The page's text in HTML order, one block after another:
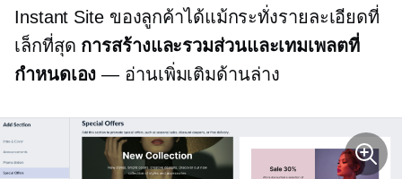
Instant Site ของลูกค้าได้แม้กระทั่งรายละเอียดที่
เล็กที่สุด การสร้างและรวมส่วนและเทมเพลตที่
กำหนดเอง — อ่านเพิ่มเติมด้านล่าง